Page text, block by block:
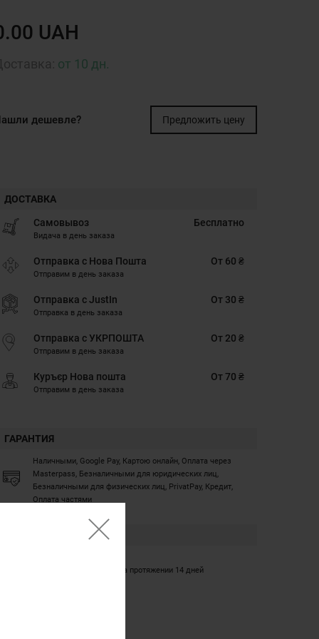
UAH
от 10 дн.
дешевле? Предложить цену
ДОСТАВКА
Самовывоз
Видача в день заказа
Бесплатно
Отправка с Нова Пошта
Отправим в день заказа
От 60 ₴
Отправка с JustIn
Отправка в день заказа
От 30 ₴
Отправка с УКРПОШТА
Отправим в день заказа
От 20 ₴
Куръєр Нова пошта
Отправим в день заказа
От 70 ₴
ГАРАНТИЯ
Наличными, Google Pay, Картою онлайн, Оплата через
Masterpass, Безналичными для юридических лиц,
Безналичными для физических лиц, PrivatPay, Кредит,
Оплата частями
Обмен/возврат товара на протяжении 14 дней